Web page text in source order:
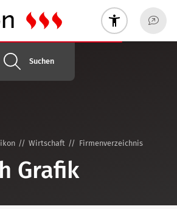
Suchen
Wirtschaft Firmenverzeichnis
Grafik